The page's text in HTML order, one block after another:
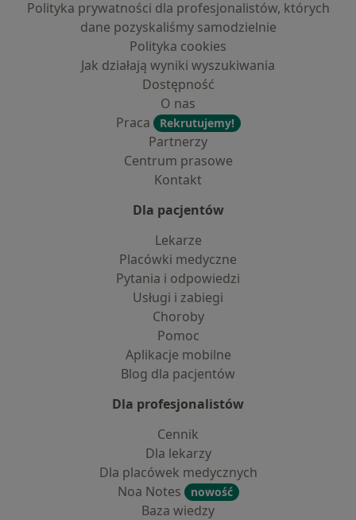
Polityka prywatności dla profesjonalistów, których
dane pozyskaliśmy samodzielnie
Polityka cookies
Jak działają wyniki wyszukiwania
Dostępność
O nas
Praca
Rekrutujemy!
Partnerzy
Centrum prasowe
Kontakt
Dla pacjentów
Lekarze
Placówki medyczne
Pytania i odpowiedzi
Usługi i zabiegi
Choroby
Pomoc
Aplikacje mobilne
Blog dla pacjentów
Dla profesjonalistów
Cennik
Dla lekarzy
Dla placówek medycznych
Noa Notes
nowość
Baza wiedzy